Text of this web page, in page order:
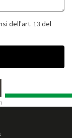
dell'art. 13 del